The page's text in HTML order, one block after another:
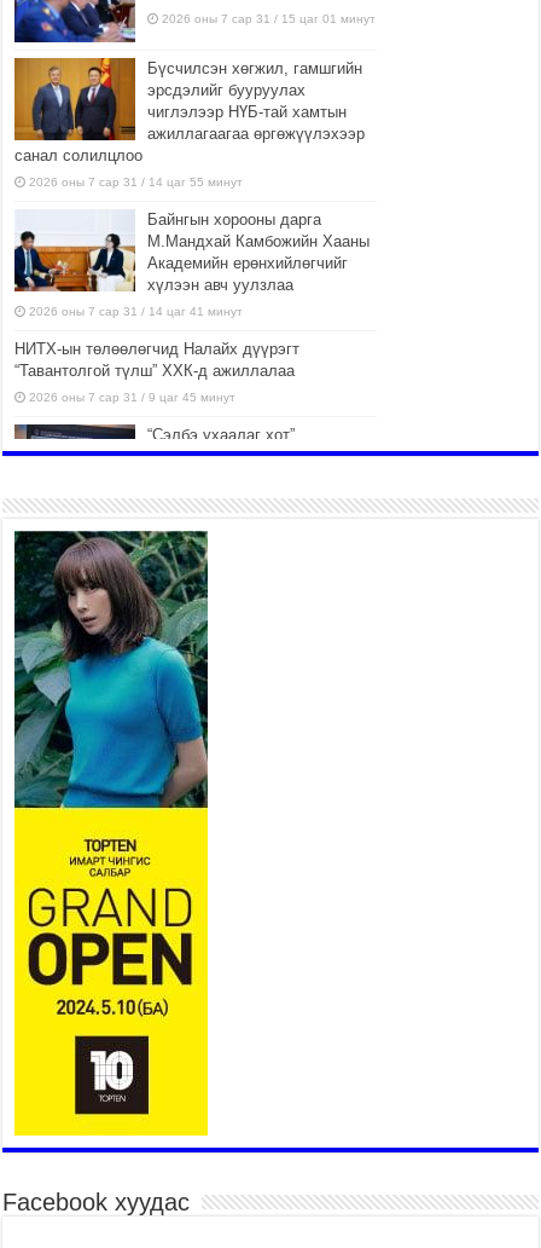
2026 оны 7 сар 31 / 15 цаг 01 минут
Бүсчилсэн хөгжил, гамшгийн
эрсдэлийг бууруулах
чиглэлээр НҮБ-тай хамтын
ажиллагаагаа өргөжүүлэхээр
санал солилцлоо
2026 оны 7 сар 31 / 14 цаг 55 минут
Байнгын хорооны дарга
М.Мандхай Камбожийн Хааны
Академийн ерөнхийлөгчийг
хүлээн авч уулзлаа
2026 оны 7 сар 31 / 14 цаг 41 минут
НИТХ-ын төлөөлөгчид Налайх дүүрэгт
“Тавантолгой түлш” ХХК-д ажиллалаа
2026 оны 7 сар 31 / 9 цаг 45 минут
“Сэлбэ ухаалаг хот”
ашиглалтад орсноор
сууцны хангамжийн жилийн
2026 оны 7 сар 31 / 9 цаг 23 минут
Г.Жаргалсайхан: Энэ өвөл 400-
430 мянган тонн шахмал түлш
хэрэглэнэ
2026 оны 7 сар 30 / 15 цаг 35 минут
Нийслэлийн засаг даргын
нэгдүгээр орлогч Б.Мөнхбат
Денвер хот дахь Монгол
улсын өргөмжит консул
Ж.Вагенландертай уулзлаа
2026 оны 7 сар 30 / 15 цаг 30 минут
Нийслэл, дүүргийн шуурхай штабууд хүч,
хэрэгслийн бэлэн байдлыг ханган ажиллаж
байна
2026 оны 7 сар 30 / 15 цаг 24 минут
Бүгд Найрамдах Киргиз Улстай худалдаа,
тээвэр, логистикийн хамтын ажиллагааг
өргөжүүлнэ
2026 оны 7 сар 30 / 15 цаг 19 минут
Шадар сайд Н.Номтойбаяр яамдын Төрийн
нарийн бичгийн дарга нартай шуурхай
ногдуулахгүй байх эрх зүйн орчныг бүрдүүллээ
2026 оны 7 сар 30 / 15 цаг 02 минут
Facebook хуудас